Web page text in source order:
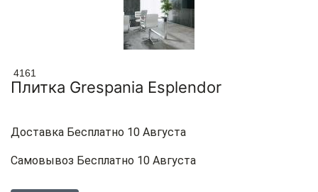
4161
Плитка Grespania Esplendor
Доставка Бесплатно 10 Августа
Самовывоз Бесплатно 10 Августа